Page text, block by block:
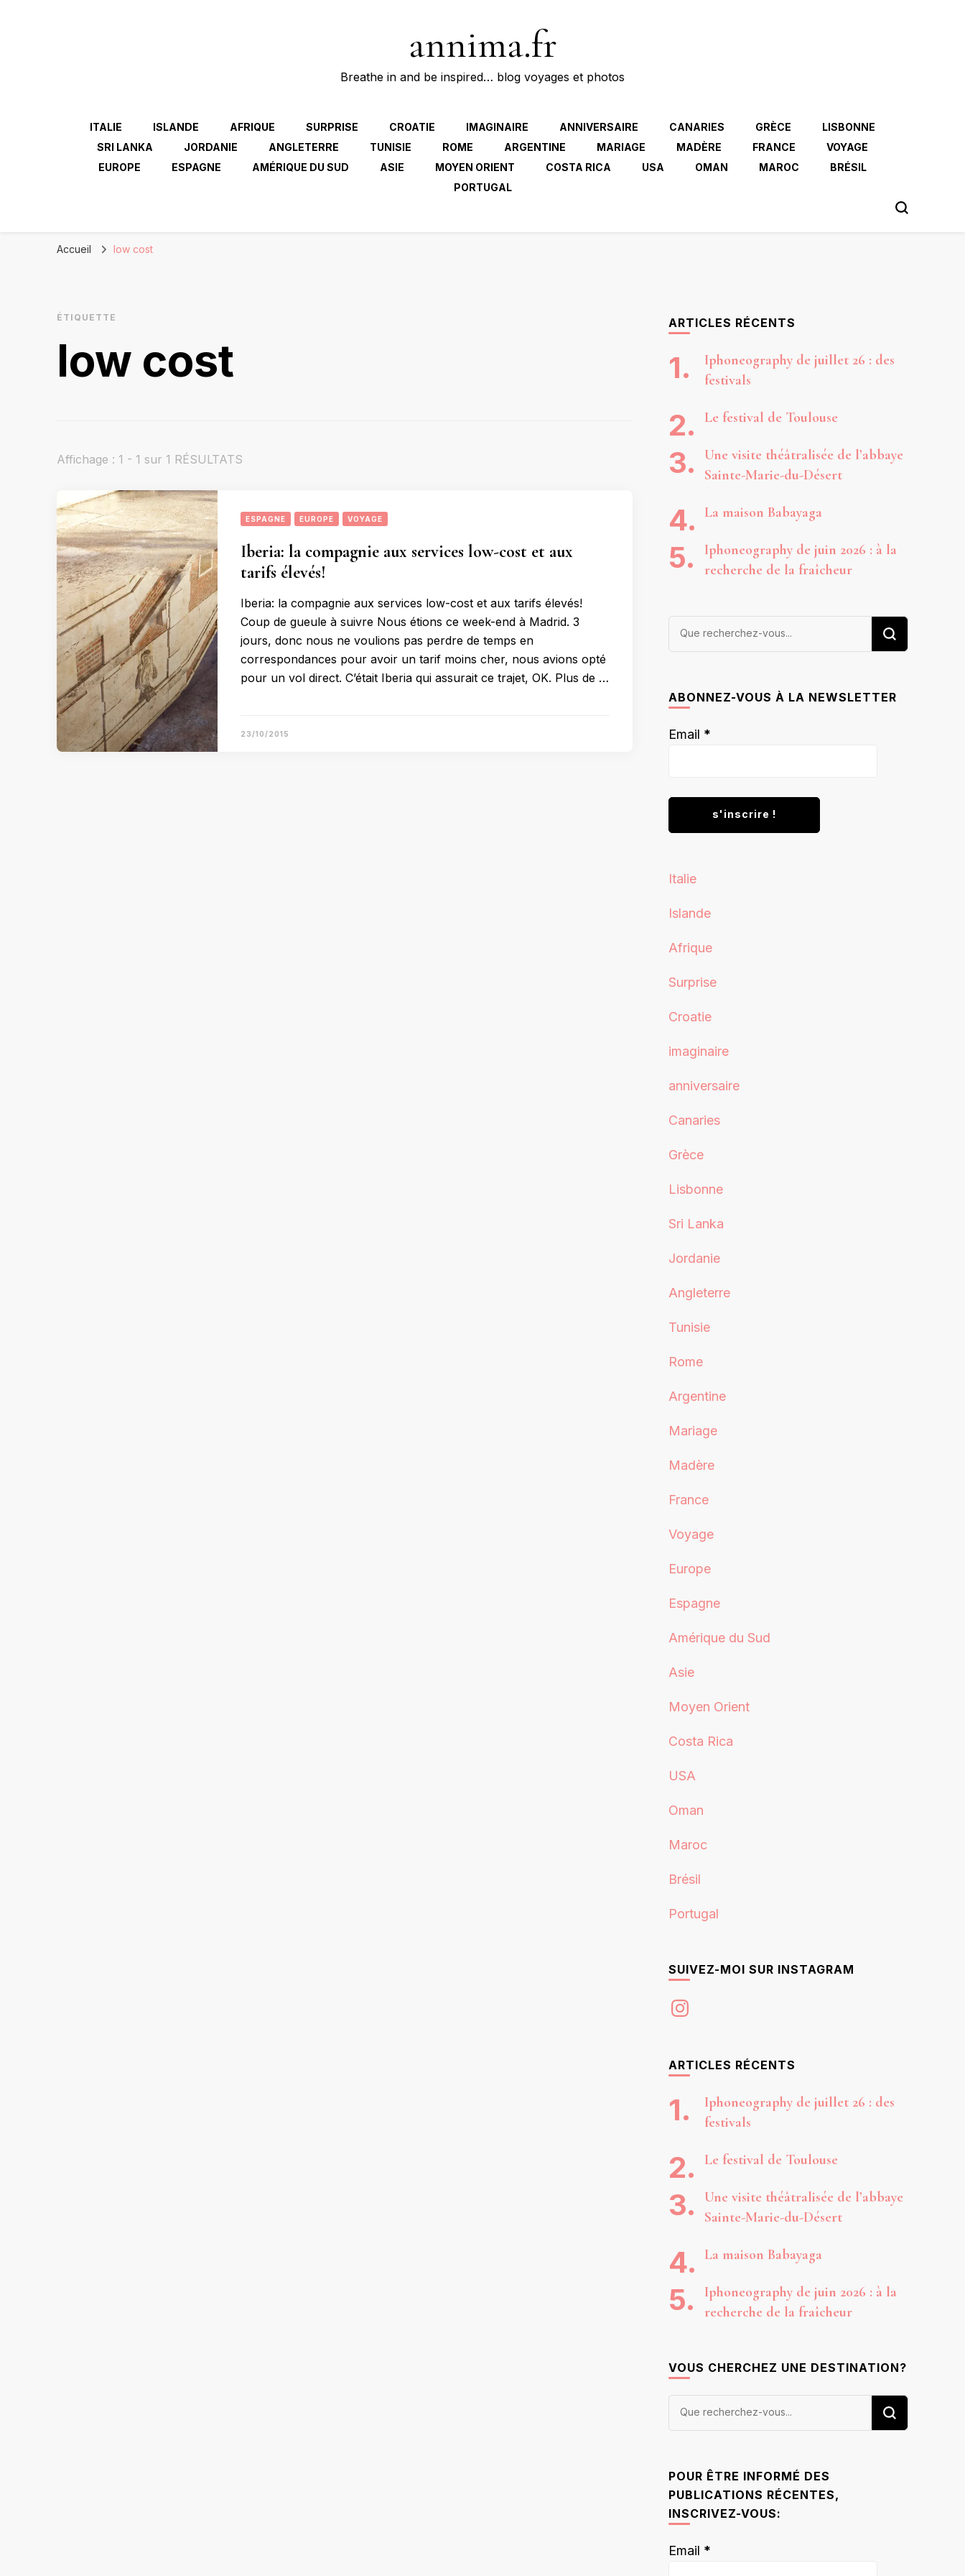
annima.fr
Breathe in and be inspired… blog voyages et photos
ITALIE ISLANDE AFRIQUE SURPRISE CROATIE IMAGINAIRE ANNIVERSAIRE CANARIES GRÈCE
LISBONNE
SRI LANKA
JORDANIE ANGLETERRE TUNISIE ROME ARGENTINE MARIAGE MADÈRE FRANCE
VOYAGE
EUROPE
ESPAGNE AMÉRIQUE DU SUD ASIE MOYEN ORIENT COSTA RICA USA OMAN MAROC
BRÉSIL
PORTUGAL
Accueil low cost
ÉTIQUETTE
low cost
Affichage : 1 - 1 sur 1 RÉSULTATS
ESPAGNE EUROPE VOYAGE
Iberia: la compagnie aux services low-cost et aux
tarifs élevés!
Iberia: la compagnie aux services low-cost et aux tarifs élevés!
Coup de gueule à suivre Nous étions ce week-end à Madrid. 3
jours, donc nous ne voulions pas perdre de temps en
correspondances pour avoir un tarif moins cher, nous avions opté
pour un vol direct. C’était Iberia qui assurait ce trajet, OK. Plus de …
23/10/2015
ARTICLES RÉCENTS
Iphoneography de juillet 26 : des
festivals
Le festival de Toulouse
Une visite théâtralisée de l’abbaye
Sainte-Marie-du-Désert
La maison Babayaga
Iphoneography de juin 2026 : à la
recherche de la fraîcheur
Vous
ABONNEZ-VOUS À LA NEWSLETTER
Email *
Italie
Islande
Afrique
Surprise
Croatie
imaginaire
anniversaire
Canaries
Grèce
Lisbonne
Sri Lanka
Jordanie
Angleterre
Tunisie
Rome
Argentine
Mariage
Madère
France
Voyage
Europe
Espagne
Amérique du Sud
Asie
Moyen Orient
Costa Rica
USA
Oman
Maroc
Brésil
Portugal
SUIVEZ-MOI SUR INSTAGRAM
Instagram
ARTICLES RÉCENTS
Iphoneography de juillet 26 : des
festivals
Le festival de Toulouse
Une visite théâtralisée de l’abbaye
Sainte-Marie-du-Désert
La maison Babayaga
Iphoneography de juin 2026 : à la
recherche de la fraîcheur
VOUS CHERCHEZ UNE DESTINATION?
Vous
POUR ÊTRE INFORMÉ DES
PUBLICATIONS RÉCENTES,
INSCRIVEZ-VOUS:
Email *